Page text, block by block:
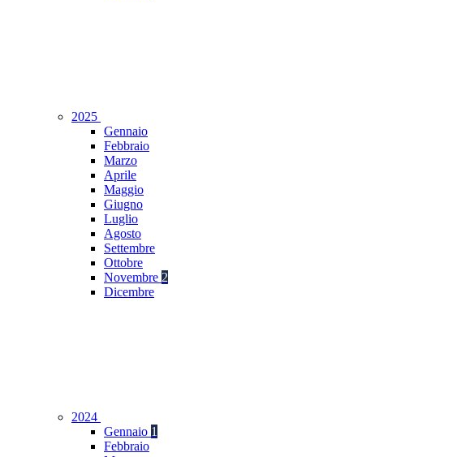
2025
Gennaio
Febbraio
Marzo
Aprile
Maggio
Giugno
Luglio
Agosto
Settembre
Ottobre
Novembre 2
Dicembre
2024
Gennaio 1
Febbraio